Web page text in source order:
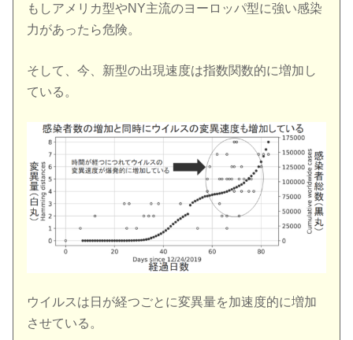
もしアメリカ型やNY主流のヨーロッパ型に強い感染
力があったら危険。
そして、今、新型の出現速度は指数関数的に増加し
ている。
ウイルスは日が経つごとに変異量を加速度的に増加
させている。